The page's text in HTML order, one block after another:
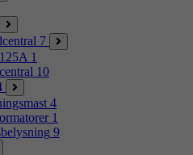
7
125A 1
10
4
1
9